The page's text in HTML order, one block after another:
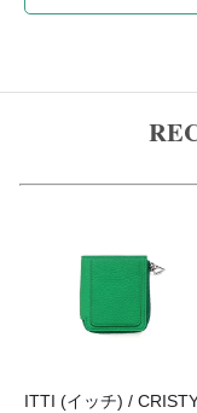
ITTI (イッチ) /